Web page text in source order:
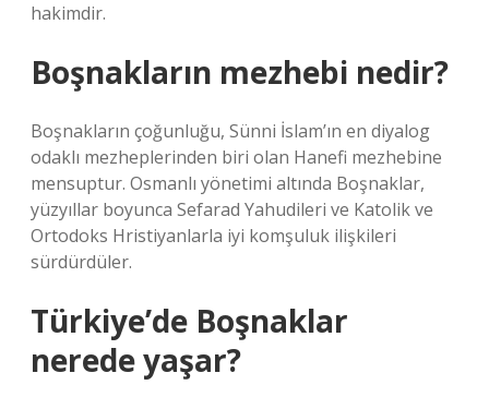
hakimdir.
Boşnakların mezhebi nedir?
Boşnakların çoğunluğu, Sünni İslam’ın en diyalog
odaklı mezheplerinden biri olan Hanefi mezhebine
mensuptur. Osmanlı yönetimi altında Boşnaklar,
yüzyıllar boyunca Sefarad Yahudileri ve Katolik ve
Ortodoks Hristiyanlarla iyi komşuluk ilişkileri
sürdürdüler.
Türkiye’de Boşnaklar
nerede yaşar?